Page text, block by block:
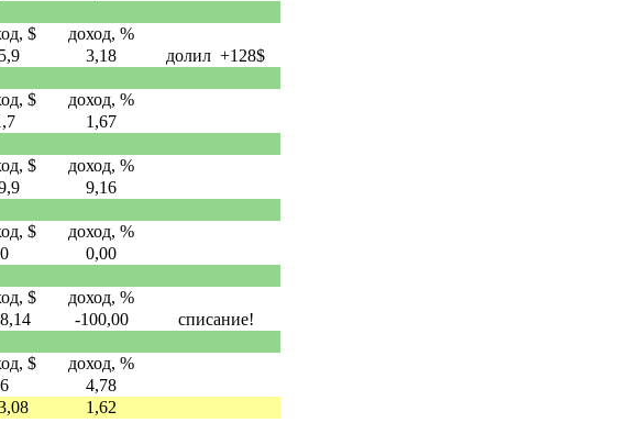
$
доход, %
3,18
долил +128$
$
доход, %
1,67
$
доход, %
9,16
$
доход, %
0
0,00
$
доход, %
-100,00
списание!
$
доход, %
6
4,78
1,62